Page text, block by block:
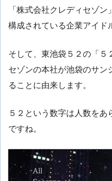
「株式会社クレディセゾ
構成されている企業アイド
そして、東池袋５２の「５
セゾンの本社が池袋のサン
ることに由来します。
５２という数字は人数を
ですね。